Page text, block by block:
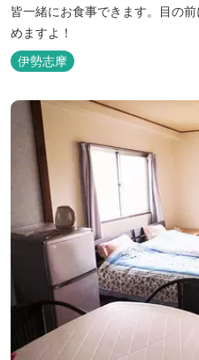
皆一緒にお食事できます。目の
めますよ！
伊勢志摩